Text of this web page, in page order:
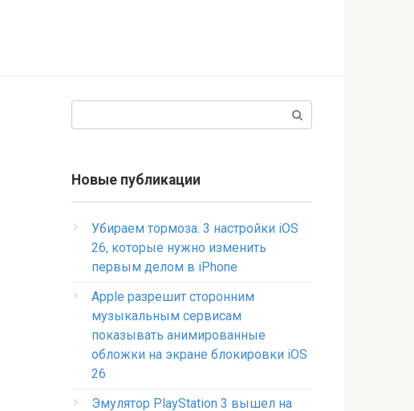
Новые публикации
Убираем тормоза. 3 настройки iOS
26, которые нужно изменить
первым делом в iPhone
Apple разрешит сторонним
музыкальным сервисам
показывать анимированные
обложки на экране блокировки iOS
26
Эмулятор PlayStation 3 вышел на